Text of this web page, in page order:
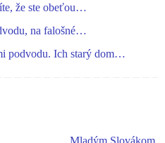
že ste obeťou…
na falošné…
podvodu. Ich starý dom…